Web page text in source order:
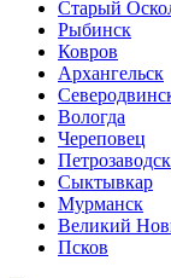
Старый
Рыбинск
Ковров
Архангельск
Вологда
Череповец
Петрозаводск
Сыктывкар
Мурманск
Великий
Псков